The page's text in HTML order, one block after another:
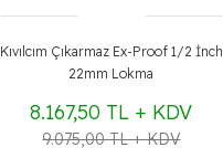
Kıvılcım Çıkarmaz Ex-Proof 1/2 İnch
22mm Lokma
8.167,50 TL + KDV
9.075,00 TL + KDV